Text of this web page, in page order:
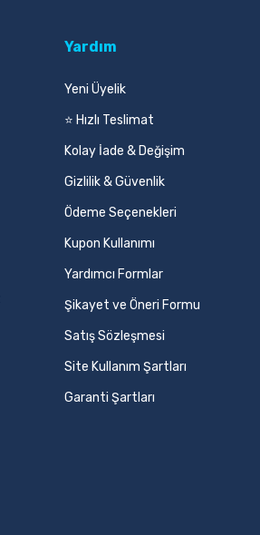
Yardım
Yeni Üyelik
⭐ Hızlı Teslimat
Kolay İade & Değişim
Gizlilik & Güvenlik
Ödeme Seçenekleri
Kupon Kullanımı
Yardımcı Formlar
Şikayet ve Öneri Formu
Satış Sözleşmesi
Site Kullanım Şartları
Garanti Şartları